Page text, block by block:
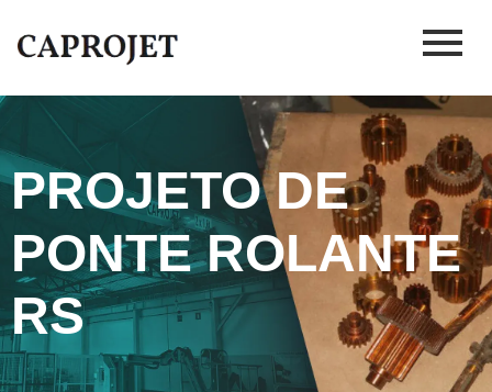
PROJETO DE
PONTE ROLANTE
RS